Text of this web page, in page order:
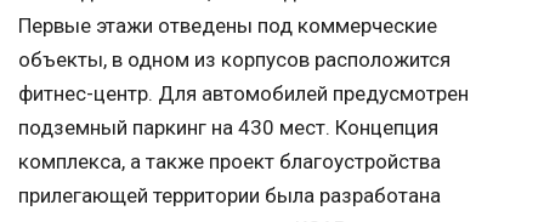
Первые этажи отведены под коммерческие
объекты, в одном из корпусов расположится
фитнес-центр. Для автомобилей предусмотрен
подземный паркинг на 430 мест. Концепция
комплекса, а также проект благоустройства
прилегающей территории была разработана